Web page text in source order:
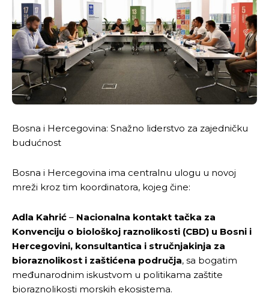
Bosna i Hercegovina: Snažno liderstvo za zajedničku
budućnost
Bosna i Hercegovina ima centralnu ulogu u novoj
mreži kroz tim koordinatora, kojeg čine:
Adla Kahrić – Nacionalna kontakt tačka za
Konvenciju o biološkoj raznolikosti (CBD) u Bosni i
Hercegovini, konsultantica i stručnjakinja za
bioraznolikost i zaštićena područja, sa bogatim
međunarodnim iskustvom u politikama zaštite
bioraznolikosti morskih ekosistema.